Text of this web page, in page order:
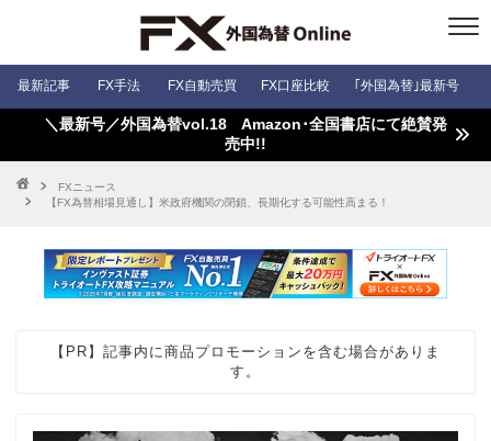
最新記事 FX手法 FX自動売買 FX口座比較 ｢外国為替｣最新号
＼最新号／外国為替vol.18 Amazon･全国書店にて絶賛発
売中!!
FXニュース
【FX為替相場見通し】米政府機関の閉鎖、長期化する可能性高まる！
【PR】記事内に商品プロモーションを含む場合がありま
す。